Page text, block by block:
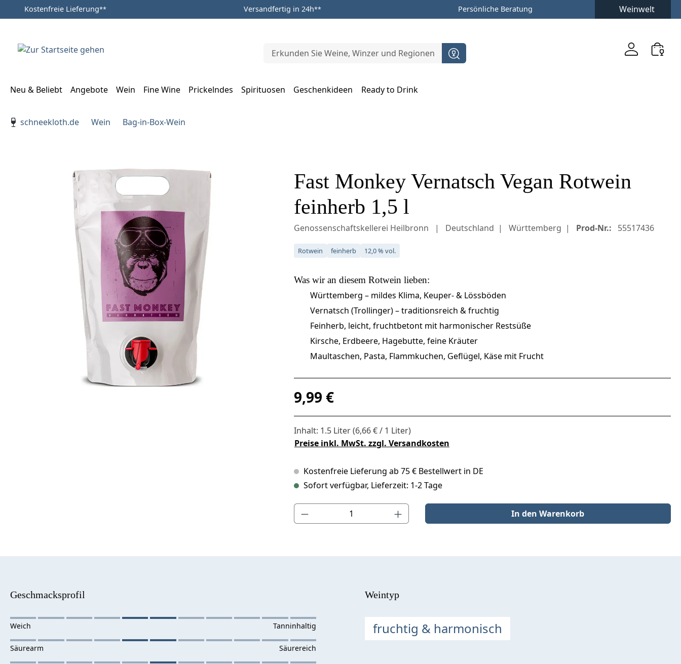
Zum Hauptinhalt springen
Zur Hauptnavigation springen
Kostenfreie Lieferung** Versandfertig in 24h** Persönliche Beratung Weinwelt
Neu & Beliebt Angebote Wein Fine Wine Prickelndes Spirituosen Geschenkideen
Ready to Drink
schneekloth.de
Wein Bag-in-Box-Wein
Bildergalerie überspringen
Fast Monkey Vernatsch Vegan Rotwein
feinherb 1,5 l
Genossenschaftskellerei Heilbronn Deutschland Württemberg Prod-Nr.: 55517436
Rotwein feinherb 12,0 % vol.
Was wir an diesem Rotwein lieben:
Württemberg – mildes Klima, Keuper- & Lössböden
Vernatsch (Trollinger) – traditionsreich & fruchtig
Feinherb, leicht, fruchtbetont mit harmonischer Restsüße
Kirsche, Erdbeere, Hagebutte, feine Kräuter
Maultaschen, Pasta, Flammkuchen, Geflügel, Käse mit Frucht
Regulärer Preis:
9,99 €
Inhalt: 1.5 Liter(6,66 € / 1 Liter)
Preise inkl. MwSt. zzgl. Versandkosten
Kostenfreie Lieferung ab 75 € Bestellwert in DE
Sofort verfügbar, Lieferzeit: 1-2 Tage
Produkt Anzahl: Gib den gewünschten Wert ein oder benutze die Schaltflächen um die Anzahl zu erhöhen oder zu
In den Warenkorb
Geschmacksprofil Weintyp
fruchtig & harmonisch